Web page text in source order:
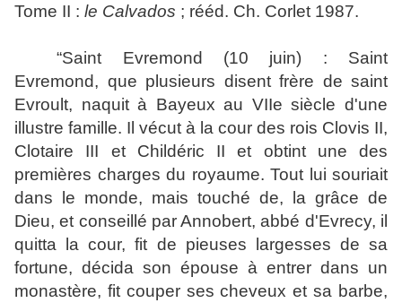
Tome II : le Calvados ; rééd. Ch. Corlet 1987.
“Saint Evremond (10 juin) : Saint
Evremond, que plusieurs disent frère de saint
Evroult, naquit à Bayeux au VIIe siècle d'une
illustre famille. Il vécut à la cour des rois Clovis II,
Clotaire III et Childéric II et obtint une des
premières charges du royaume. Tout lui souriait
dans le monde, mais touché de, la grâce de
Dieu, et conseillé par Annobert, abbé d'Evrecy, il
quitta la cour, fit de pieuses largesses de sa
fortune, décida son épouse à entrer dans un
monastère, fit couper ses cheveux et sa barbe,